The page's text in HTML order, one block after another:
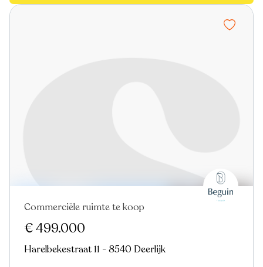
Nieuw
Commerciële ruimte te koop
€ 499.000
Harelbekestraat 11 - 8540 Deerlijk